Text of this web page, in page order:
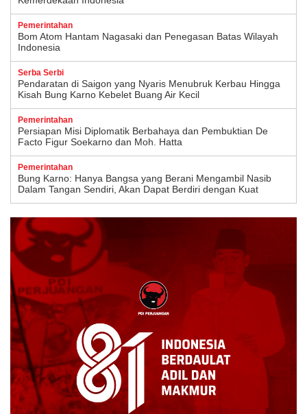
Pemerintahan
Bom Atom Hantam Nagasaki dan Penegasan Batas Wilayah
Indonesia
Serba Serbi
Pendaratan di Saigon yang Nyaris Menubruk Kerbau Hingga
Kisah Bung Karno Kebelet Buang Air Kecil
Pemerintahan
Persiapan Misi Diplomatik Berbahaya dan Pembuktian De
Facto Figur Soekarno dan Moh. Hatta
Pemerintahan
Bung Karno: Hanya Bangsa yang Berani Mengambil Nasib
Dalam Tangan Sendiri, Akan Dapat Berdiri dengan Kuat